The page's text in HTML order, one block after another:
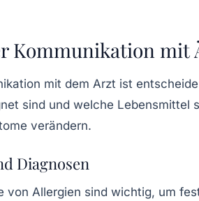
Kommunikation mit
mit dem Arzt ist
sind und welche Lebensmittel
verändern.
Diagnosen
von Allergien sind wichtig, um